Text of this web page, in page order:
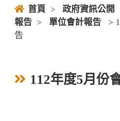
首頁 > 政府資訊公開
報告 > 單位會計報告
>
告
112年度5月份